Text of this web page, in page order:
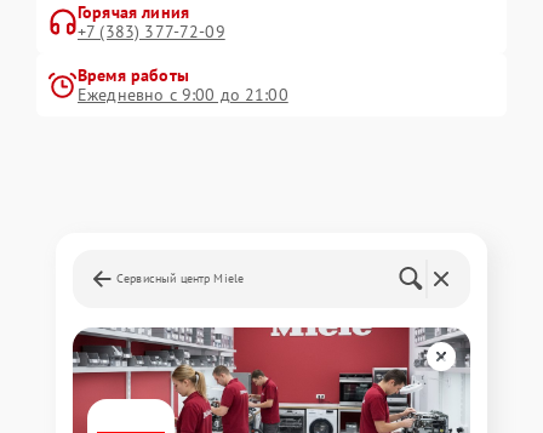
Горячая линия
+7 (383) 377-72-09
Время работы
Ежедневно с 9:00 до 21:00
Сервисный центр Miele